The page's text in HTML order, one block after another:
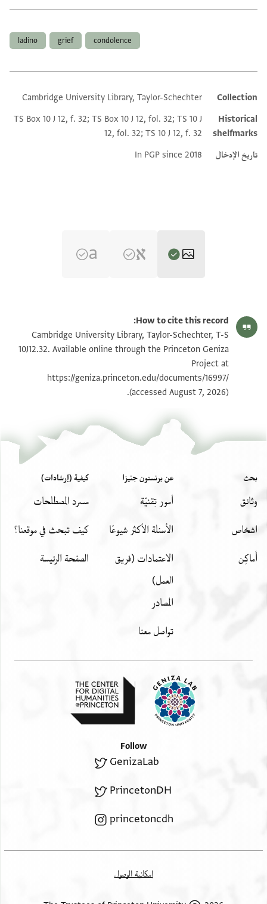
condolence
grief
ladino
Additional metadata
Collection
Cambridge University Library, Taylor-Schechter
Historical
shelfmarks
TS Box 10 J 12, f. 32; TS Box 10 J 12, fol. 32; TS 10 J
12, fol. 32; TS 10 J 12, f. 32
تاريخ الإدخال
In PGP since 2018
T-S 10J12.32 2v تكبير و تدوير
T-S 10J12.32 1r
T-S 10J12.32 1v تكبير و تدوير
How to cite this record:
Cambridge University Library, Taylor-Schechter, T-S
10J12.32. Available online through the Princeton Geniza
Project at
https://geniza.princeton.edu/documents/16997/
(accessed August 7, 2026).
بحث
وثائق
اشخاص
أَماكِن
عن برنستون جنيزا
أمور تِقنيّة
الأسئلة الأكثر شيوعًا
الاعتمادات (فريق
العمل)
المصادر
تواصل معنا
كيفية (إرشادات)
مسرد المصطلحات
كيف تبحث في موقعنا؟
الصفحة الرئيسة
Follow
GenizaLab
PrincetonDH
princetoncdh
إمكانية الوصول